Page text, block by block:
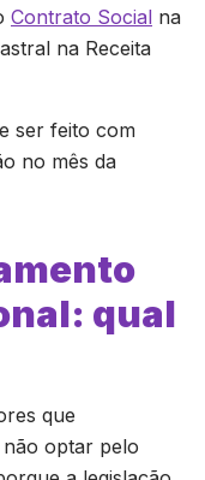
Contrato Social na
na Receita
ser feito com
no mês da
qual
que
optar pelo